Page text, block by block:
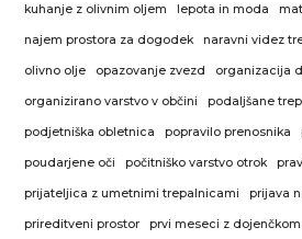
kuhanje z olivnim oljem lepota in moda
najem prostora za dogodek naravni videz
olivno olje opazovanje zvezd organizacija
organizirano varstvo v občini podaljšane
podjetniška obletnica popravilo prenosnika
poudarjene oči počitniško varstvo otrok
prijateljica z umetnimi trepalnicami prijava
prireditveni prostor prvi meseci z dojenčkom